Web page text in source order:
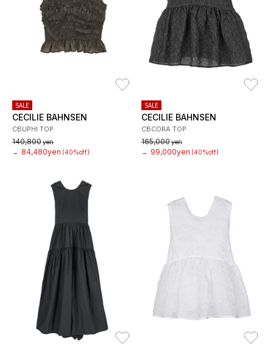
SALE
CECILIE BAHNSEN
CBUPHI TOP
140,800yen
→
84,480yen (40%off)
SALE
CECILIE BAHNSEN
CBCORA TOP
165,000yen
→
99,000yen (40%off)